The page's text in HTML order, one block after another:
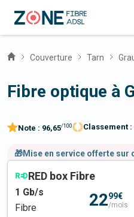
Couverture Tarn
Fibre optique à
Note : 96,65/100 Classement :
🎁Mise en service offerte sur
RED box Fibre
1 Gb/s
Fibre
2299€
/mois